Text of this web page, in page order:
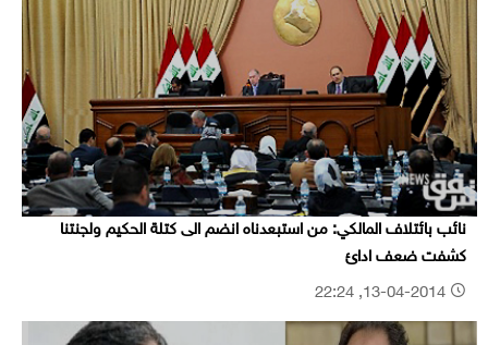
نائب بائتلاف المالكي: من استبعدناه انضم الى كتلة الحكيم ولجنتنا
كشفت ضعف ادائ